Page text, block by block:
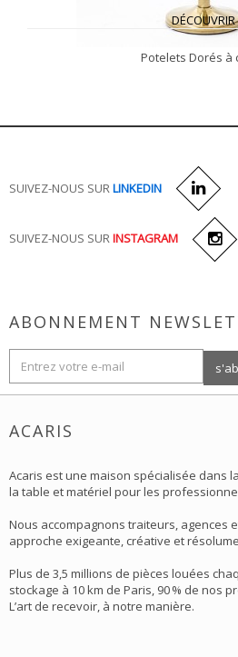
DÉCOUVRIR
Potelets Dorés à
SUIVEZ-NOUS SURLINKEDIN
SUIVEZ-NOUS SURINSTAGRAM
ABONNEMENT
ACARIS
Acaris est une maison spécialisée dans
la table et matériel pour les
Nous accompagnons traiteurs, agences
approche exigeante, créative et
Plus de 3,5 millions de pièces louées
stockage à 10 km de Paris, 90 % de nos
L’art de recevoir, à notre manière.